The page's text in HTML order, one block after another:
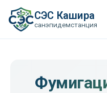
СЭС Кашира
санэпидемстанция